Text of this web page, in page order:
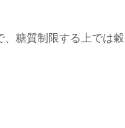
糖質制限する上では穀